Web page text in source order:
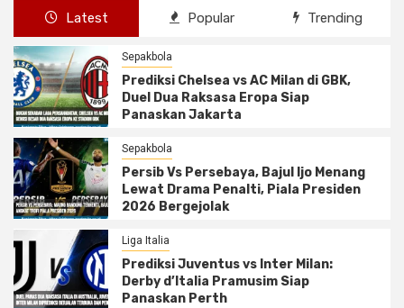
Latest Popular Trending
Sepakbola
Prediksi Chelsea vs AC Milan di GBK,
Duel Dua Raksasa Eropa Siap
Panaskan Jakarta
Sepakbola
Persib Vs Persebaya, Bajul Ijo Menang
Lewat Drama Penalti, Piala Presiden
2026 Bergejolak
Liga Italia
Prediksi Juventus vs Inter Milan:
Derby d’Italia Pramusim Siap
Panaskan Perth